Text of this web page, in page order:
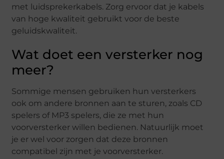
met luidsprekerkabels. Zorg ervoor dat je kabels
van hoge kwaliteit gebruikt voor de beste
geluidskwaliteit.
Wat doet een versterker nog
meer?
Sommige mensen gebruiken hun versterkers
ook om andere bronnen aan te sturen, zoals CD
spelers of MP3 spelers, die ze met hun
voorversterker willen bedienen. Natuurlijk moet
je er wel voor zorgen dat deze bronnen
compatibel zijn met je voorversterker.